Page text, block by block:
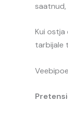
Kui
tarbijale